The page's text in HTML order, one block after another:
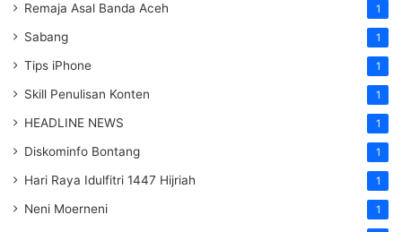
Remaja Asal Banda Aceh 1
Sabang 1
Tips iPhone 1
Skill Penulisan Konten 1
HEADLINE NEWS 1
Diskominfo Bontang 1
Hari Raya Idulfitri 1447 Hijriah 1
Neni Moerneni 1